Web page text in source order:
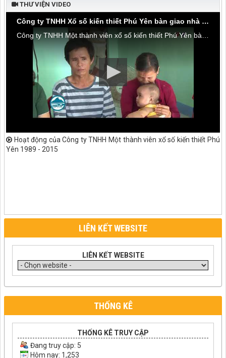
THƯ VIỆN VIDEO
Công ty TNHH Xổ số kiến thiết Phú Yên bàn giao nhà tình thương tại thôn Hòa Đa, xã An Mỹ
Hoạt động của Công ty TNHH Một thành viên xổ số kiến thiết Phú
Yên 1989 - 2015
LIÊN KẾT WEBSITE
LIÊN KẾT WEBSITE
THỐNG KÊ
THỐNG KÊ TRUY CẬP
Đang truy cập: 5
Hôm nay: 1,253